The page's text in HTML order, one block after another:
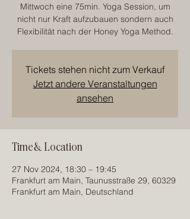
Mittwoch eine 75min. Yoga Session, um
nicht nur Kraft aufzubauen sondern auch
Flexibilität nach der Honey Yoga Method.
Tickets stehen nicht zum Verkauf
Jetzt andere Veranstaltungen
ansehen
Time & Location
27 Nov 2024, 18:30 – 19:45
Frankfurt am Main, Taunusstraße 29, 60329
Frankfurt am Main, Deutschland